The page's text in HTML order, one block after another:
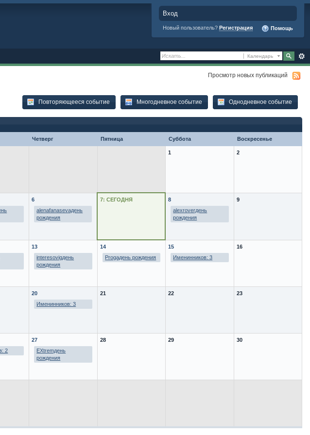
Вход
Новый пользователь? Регистрация Помощь
Календарь
Просмотр новых публикаций
Однодневное событие
Многодневное событие
Повторяющееся событие
Четверг Пятница Суббота Воскресенье
1 2
6
alenafanasevaдень
рождения
7: СЕГОДНЯ
8
alexroverдень
рождения
9
13
interesovigдень
рождения
14
Progaдень рождения
15
Именинников: 3
16
20
Именинников: 3
21 22 23
2
27
EXtremдень
рождения
28 29 30